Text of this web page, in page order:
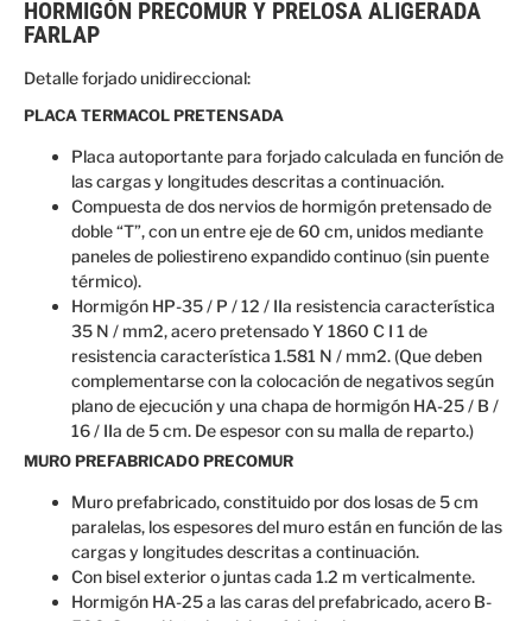
HORMIGÓN PRECOMUR Y PRELOSA ALIGERADA
FARLAP
Detalle forjado unidireccional:
PLACA TERMACOL PRETENSADA
Placa autoportante para forjado calculada en función de
las cargas y longitudes descritas a continuación.
Compuesta de dos nervios de hormigón pretensado de
doble “T”, con un entre eje de 60 cm, unidos mediante
paneles de poliestireno expandido continuo (sin puente
térmico).
Hormigón HP-35 / P / 12 / IIa resistencia característica
35 N / mm2, acero pretensado Y 1860 C I 1 de
resistencia característica 1.581 N / mm2. (Que deben
complementarse con la colocación de negativos según
plano de ejecución y una chapa de hormigón HA-25 / B /
16 / IIa de 5 cm. De espesor con su malla de reparto.)
MURO PREFABRICADO PRECOMUR
Muro prefabricado, constituido por dos losas de 5 cm
paralelas, los espesores del muro están en función de las
cargas y longitudes descritas a continuación.
Con bisel exterior o juntas cada 1.2 m verticalmente.
Hormigón HA-25 a las caras del prefabricado, acero B-